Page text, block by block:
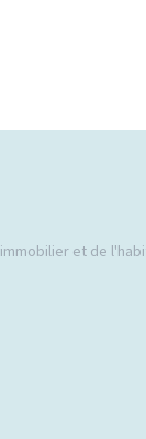
et de